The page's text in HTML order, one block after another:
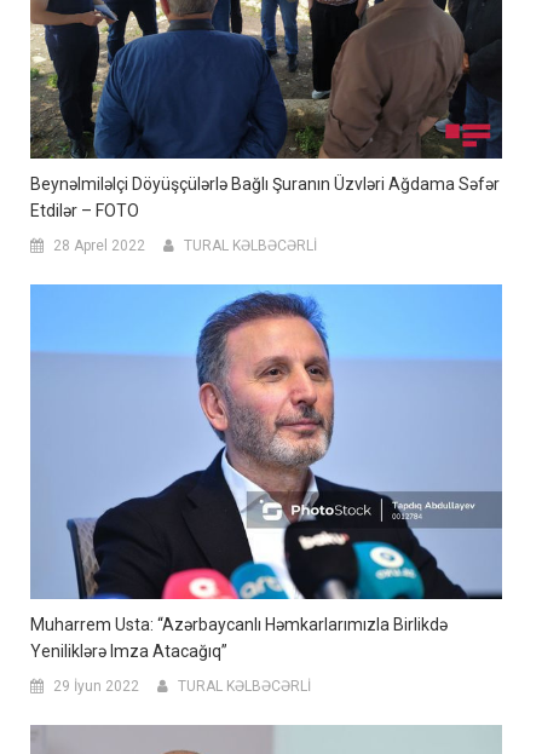
Beynəlmiləlçi Döyüşçülərlə Bağlı Şuranın Üzvləri Ağdama Səfər
Etdilər – FOTO
28 Aprel 2022 TURAL KƏLBƏCƏRLİ
Muharrem Usta: “Azərbaycanlı Həmkarlarımızla Birlikdə
Yeniliklərə Imza Atacağıq”
29 İyun 2022 TURAL KƏLBƏCƏRLİ